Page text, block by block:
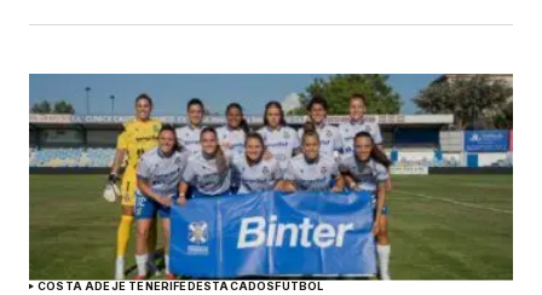
COSTA ADEJE TENERIFEDESTACADOSFÚTBOL